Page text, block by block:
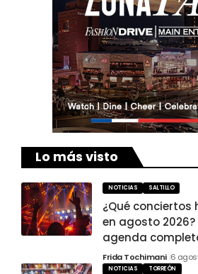
Lo más visto
NOTICIAS SALTILLO
¿Qué conciertos
en agosto 2026?
agenda
Frida Tochimani 6
NOTICIAS TORREÓN